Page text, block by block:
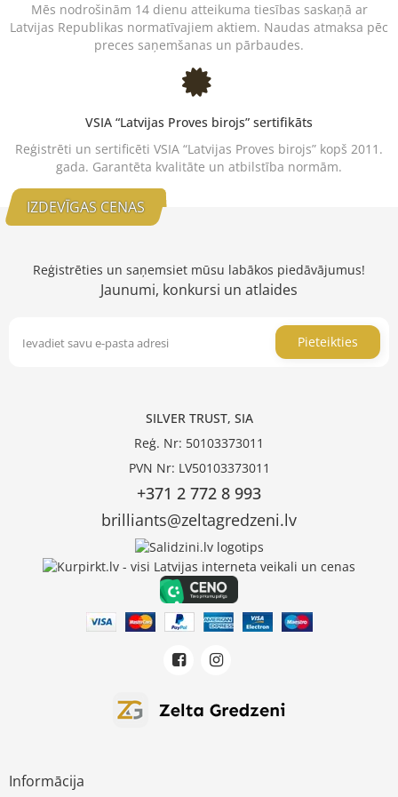
Mēs nodrošinām 14 dienu atteikuma tiesības saskaņā ar
Latvijas Republikas normatīvajiem aktiem. Naudas atmaksa pēc
preces saņemšanas un pārbaudes.
VSIA “Latvijas Proves birojs” sertifikāts
Reģistrēti un sertificēti VSIA “Latvijas Proves birojs” kopš 2011.
gada. Garantēta kvalitāte un atbilstība normām.
IZDEVĪGAS CENAS
Reģistrēties un saņemsiet mūsu labākos piedāvājumus!
Jaunumi, konkursi un atlaides
Pieteikties
SILVER TRUST, SIA
Reģ. Nr: 50103373011
PVN Nr: LV50103373011
+371 2 772 8 993
brilliants@zeltagredzeni.lv
Informācija